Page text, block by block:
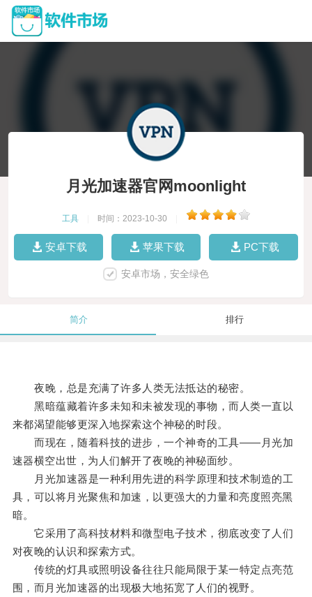
月光加速器官网moonlight
工具 时间：2023-10-30
安卓下载 苹果下载 PC下载
安卓市场，安全绿色
简介 排行
夜晚，总是充满了许多人类无法抵达的秘密。
黑暗蕴藏着许多未知和未被发现的事物，而人类一直以
来都渴望能够更深入地探索这个神秘的时段。
而现在，随着科技的进步，一个神奇的工具——月光加
速器横空出世，为人们解开了夜晚的神秘面纱。
月光加速器是一种利用先进的科学原理和技术制造的工
具，可以将月光聚焦和加速，以更强大的力量和亮度照亮黑
暗。
它采用了高科技材料和微型电子技术，彻底改变了人们
对夜晚的认识和探索方式。
传统的灯具或照明设备往往只能局限于某一特定点亮范
围，而月光加速器的出现极大地拓宽了人们的视野。